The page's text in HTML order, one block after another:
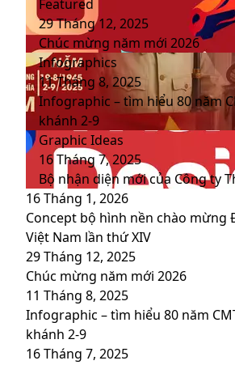
Featured
29 Tháng 12, 2025
Chúc mừng năm mới 2026
Infographics
11 Tháng 8, 2025
Infographic – tìm hiểu 80 năm
khánh 2-9
Graphic Ideas
16 Tháng 7, 2025
Bộ nhận diện mới của Công ty
16 Tháng 1, 2026
Concept bộ hình nền chào mừng
Việt Nam lần thứ XIV
29 Tháng 12, 2025
Chúc mừng năm mới 2026
11 Tháng 8, 2025
Infographic – tìm hiểu 80 năm
khánh 2-9
16 Tháng 7, 2025